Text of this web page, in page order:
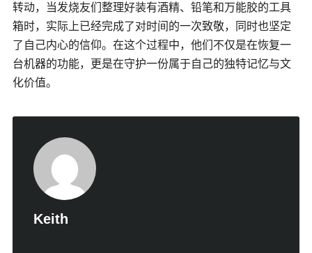
转动，当发烧友们整理好装有酒精、铅笔和万能胶的工具
箱时，实际上已经完成了对时间的一次致敬，同时也坚定
了自己内心的信仰。在这个过程中，他们不仅是在恢复一
台机器的功能，更是在守护一份属于自己的独特记忆与文
化价值。
Keith